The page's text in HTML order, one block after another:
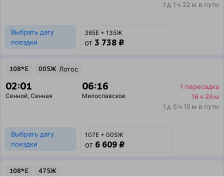
1 д 1 ч 22 м в пути
Выбрать дату
поездки
365Е + 135Ж
от 3 738 ₽
108*Е 005Ж Лотос
02:01
Сенной, Сенная
06:16
Милославское
1 пересадка
16 ч 26 м
1 д 5 ч 15 м в пути
Выбрать дату
поездки
107Е + 005Ж
от 6 609 ₽
108*Е 475Ж